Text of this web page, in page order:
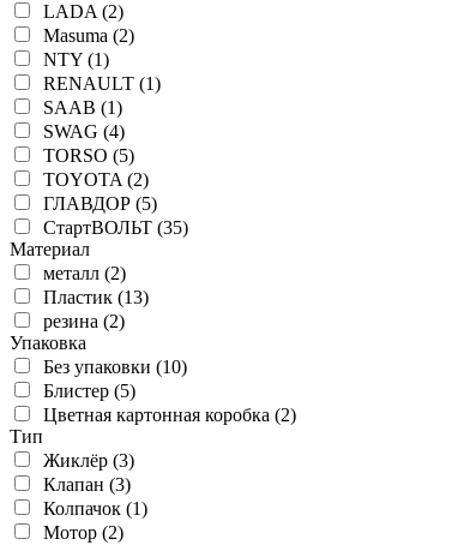
LADA (2)
Masuma (2)
NTY (1)
RENAULT (1)
SAAB (1)
SWAG (4)
TORSO (5)
TOYOTA (2)
ГЛАВДОР (5)
СтартВОЛЬТ (35)
Материал
металл (2)
Пластик (13)
резина (2)
Упаковка
Без упаковки (10)
Блистер (5)
Цветная картонная коробка (2)
Тип
Жиклёр (3)
Клапан (3)
Колпачок (1)
Мотор (2)